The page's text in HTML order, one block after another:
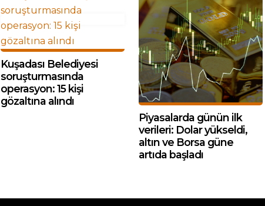
Kuşadası Belediyesi
soruşturmasında
operasyon: 15 kişi
gözaltına alındı
Piyasalarda günün ilk
verileri: Dolar yükseldi,
altın ve Borsa güne
artıda başladı